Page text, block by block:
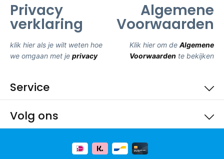
Privacy
verklaring
klik hier als je wilt weten hoe
we omgaan met je privacy
Algemene
Voorwaarden
Klik hier om de Algemene
Voorwaarden te bekijken
Volg ons
Service